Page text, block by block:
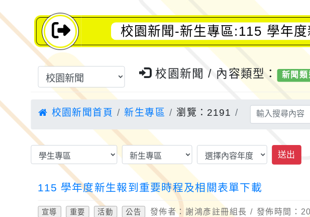
校園新聞-新生專區:115 學年
校園新聞 / 內容類型： 新聞類
校園新聞首頁 新生專區 瀏覽：2191
送出
115 學年度新生報到重要時程及相關表單下載
宣導 重要 活動 公告 發佈者：謝鴻彥註冊組長 / 發佈時間：